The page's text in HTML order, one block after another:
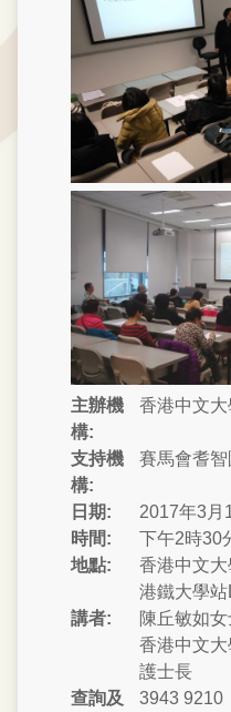
主辦機
構:
香港中文
支持機
構:
賽馬會耆智
日期:
2017年3月
時間:
下午2時30
地點:
香港中文
港鐵大學
講者:
陳丘敏如
香港中文
護士長
查詢及
3943 9210